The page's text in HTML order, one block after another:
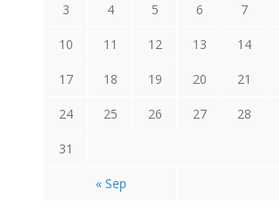
« Sep
3 4 5 6 7
10 11 12 13 14
17 18 19 20 21
24 25 26 27 28
31